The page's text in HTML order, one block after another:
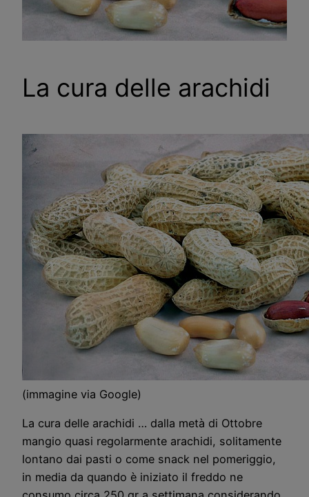
La cura delle arachidi
(immagine via Google)
La cura delle arachidi … dalla metà di Ottobre
mangio quasi regolarmente arachidi, solitamente
lontano dai pasti o come snack nel pomeriggio,
in media da quando è iniziato il freddo ne